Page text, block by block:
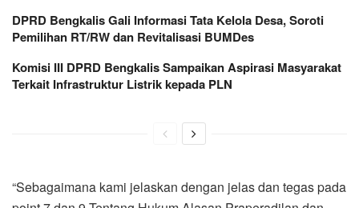
DPRD Bengkalis Gali Informasi Tata Kelola Desa, Soroti
Pemilihan RT/RW dan Revitalisasi BUMDes
Komisi III DPRD Bengkalis Sampaikan Aspirasi Masyarakat
Terkait Infrastruktur Listrik kepada PLN
“Sebagaimana kami jelaskan dengan jelas dan tegas pada